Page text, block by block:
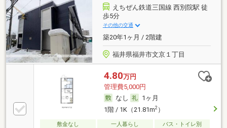
えちぜん鉄道三国線 西別院駅 徒
歩5分
その他の交通
築20年1ヶ月 / 2階建
福井県福井市文京１丁目
4.80万円
管理費5,000円
なし
1ヶ月
1階 / 1K（21.81m2）
敷金なし 一人暮らし バス・トイレ別